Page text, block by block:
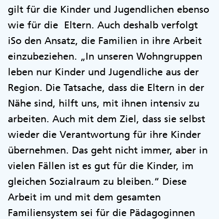
gilt für die Kinder und Jugendlichen ebenso
wie für die Eltern. Auch deshalb verfolgt
iSo den Ansatz, die Familien in ihre Arbeit
einzubeziehen. „In unseren Wohngruppen
leben nur Kinder und Jugendliche aus der
Region. Die Tatsache, dass die Eltern in der
Nähe sind, hilft uns, mit ihnen intensiv zu
arbeiten. Auch mit dem Ziel, dass sie selbst
wieder die Verantwortung für ihre Kinder
übernehmen. Das geht nicht immer, aber in
vielen Fällen ist es gut für die Kinder, im
gleichen Sozialraum zu bleiben.“ Diese
Arbeit im und mit dem gesamten
Familiensystem sei für die Pädagoginnen